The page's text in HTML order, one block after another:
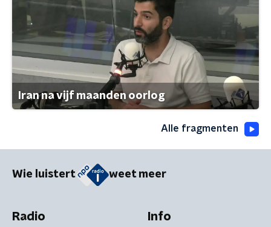
Iran na vijf maanden oorlog
Alle fragmenten
Wie luistert weet meer
Radio Info